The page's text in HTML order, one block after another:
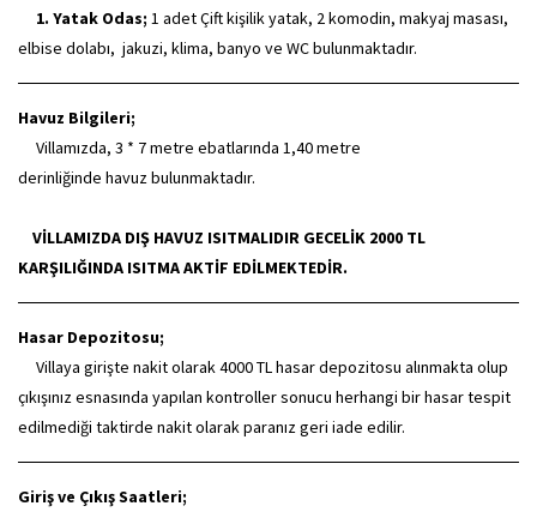
1. Yatak Odas; 1 adet Çift kişilik yatak, 2 komodin, makyaj masası,
elbise dolabı, jakuzi, klima, banyo ve WC bulunmaktadır.
Havuz Bilgileri;
Villamızda, 3 * 7 metre ebatlarında 1,40 metre
derinliğinde havuz bulunmaktadır.
VİLLAMIZDA DIŞ HAVUZ ISITMALIDIR GECELİK 2000 TL
KARŞILIĞINDA ISITMA AKTİF EDİLMEKTEDİR.
Hasar Depozitosu;
Villaya girişte nakit olarak 4000 TL hasar depozitosu alınmakta olup
çıkışınız esnasında yapılan kontroller sonucu herhangi bir hasar tespit
edilmediği taktirde nakit olarak paranız geri iade edilir.
Giriş ve Çıkış Saatleri;